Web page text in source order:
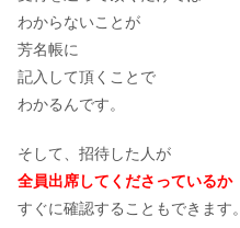
わからないことが
芳名帳に
記入して頂くことで
わかるんです。
そして、招待した人が
全員出席してくださっているか
すぐに確認することもできます。